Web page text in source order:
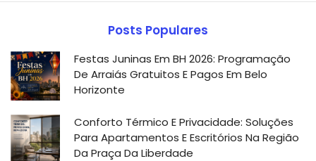
Posts Populares
Festas Juninas Em BH 2026: Programação
De Arraiás Gratuitos E Pagos Em Belo
Horizonte
Conforto Térmico E Privacidade: Soluções
Para Apartamentos E Escritórios Na Região
Da Praça Da Liberdade